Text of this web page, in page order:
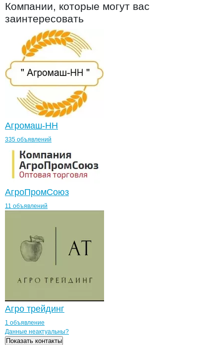
Компании, которые могут вас
заинтересовать
Агромаш-НН
335 объявлений
АгроПромСоюз
11 объявлений
Агро трейдинг
1 объявление
Контактыкомпании
+7(800)000-00-..
Данные неактуальны?
Показать контакты